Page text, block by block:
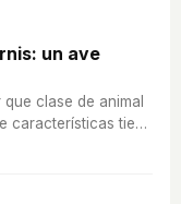
un ave
clase de animal
características tiene
mejores